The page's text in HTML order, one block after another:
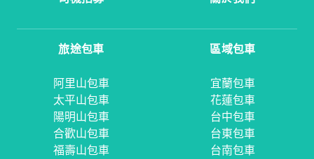
旅途包車
阿里山包車
太平山包車
陽明山包車
合歡山包車
福壽山包車
區域包車
宜蘭包車
花蓮包車
台中包車
台東包車
台南包車